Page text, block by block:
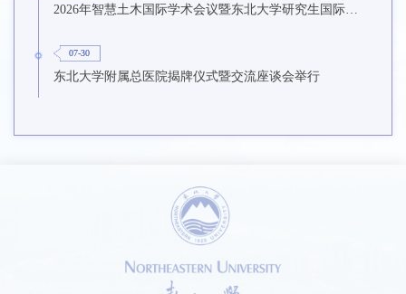
2026年智慧土木国际学术会议暨东北大学研究生国际暑期学校第九期在东北大学召开
07-30
东北大学附属总医院揭牌仪式暨交流座谈会举行